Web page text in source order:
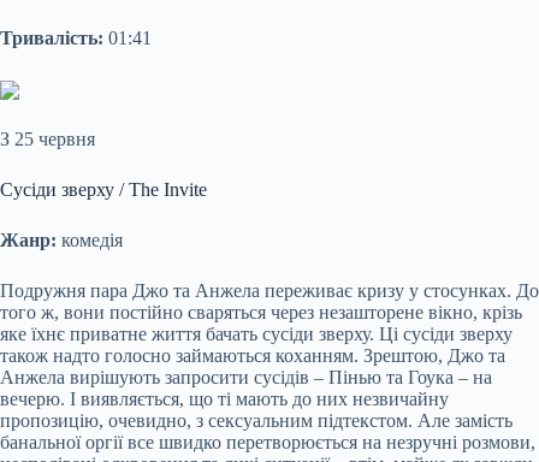
Тривалість: 01:41
З 25 червня
Сусіди зверху / The Invite
Жанр: комедія
Подружня пара Джо та Анжела переживає кризу у стосунках. До
того ж, вони постійно сваряться через незашторене вікно, крізь
яке їхнє приватне життя бачать сусіди зверху. Ці сусіди зверху
також надто голосно займаються коханням. Зрештою, Джо та
Анжела вирішують запросити сусідів – Пінью та Гоука – на
вечерю. І виявляється, що ті мають до них незвичайну
пропозицію, очевидно, з сексуальним підтекстом. Але замість
банальної оргії все швидко перетворюється на незручні розмови,